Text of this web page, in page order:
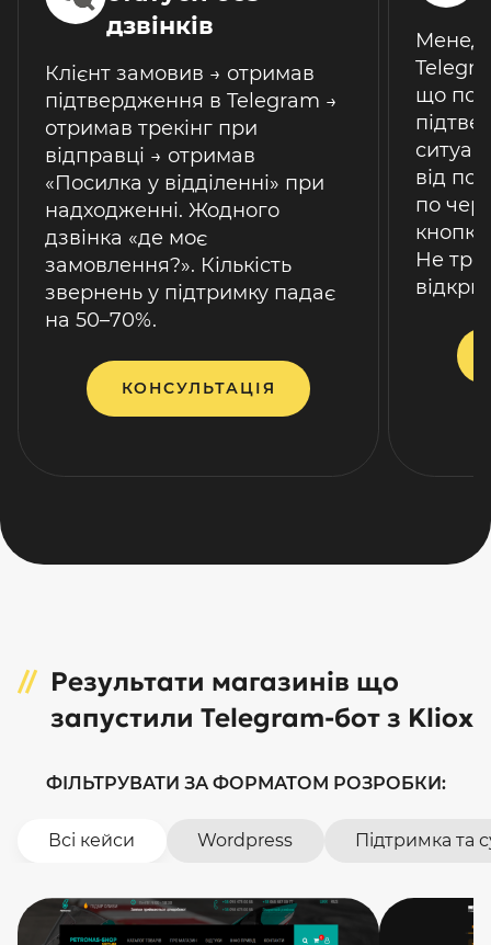
дзвінків
Клієнт замовив → отримав
підтвердження в Telegram →
отримав трекінг при
відправці → отримав
«Посилка у відділенні» при
надходженні. Жодного
дзвінка «де моє
замовлення?». Кількість
звернень у підтримку падає
на 50–70%.
КОНСУЛЬТАЦІЯ
що
від
по
Не
Результати магазинів що
запустили Telegram-бот з Kliox
ФІЛЬТРУВАТИ ЗА ФОРМАТОМ РОЗРОБКИ:
Всі кейси Wordpress Підтримка та